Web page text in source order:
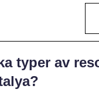
typer av